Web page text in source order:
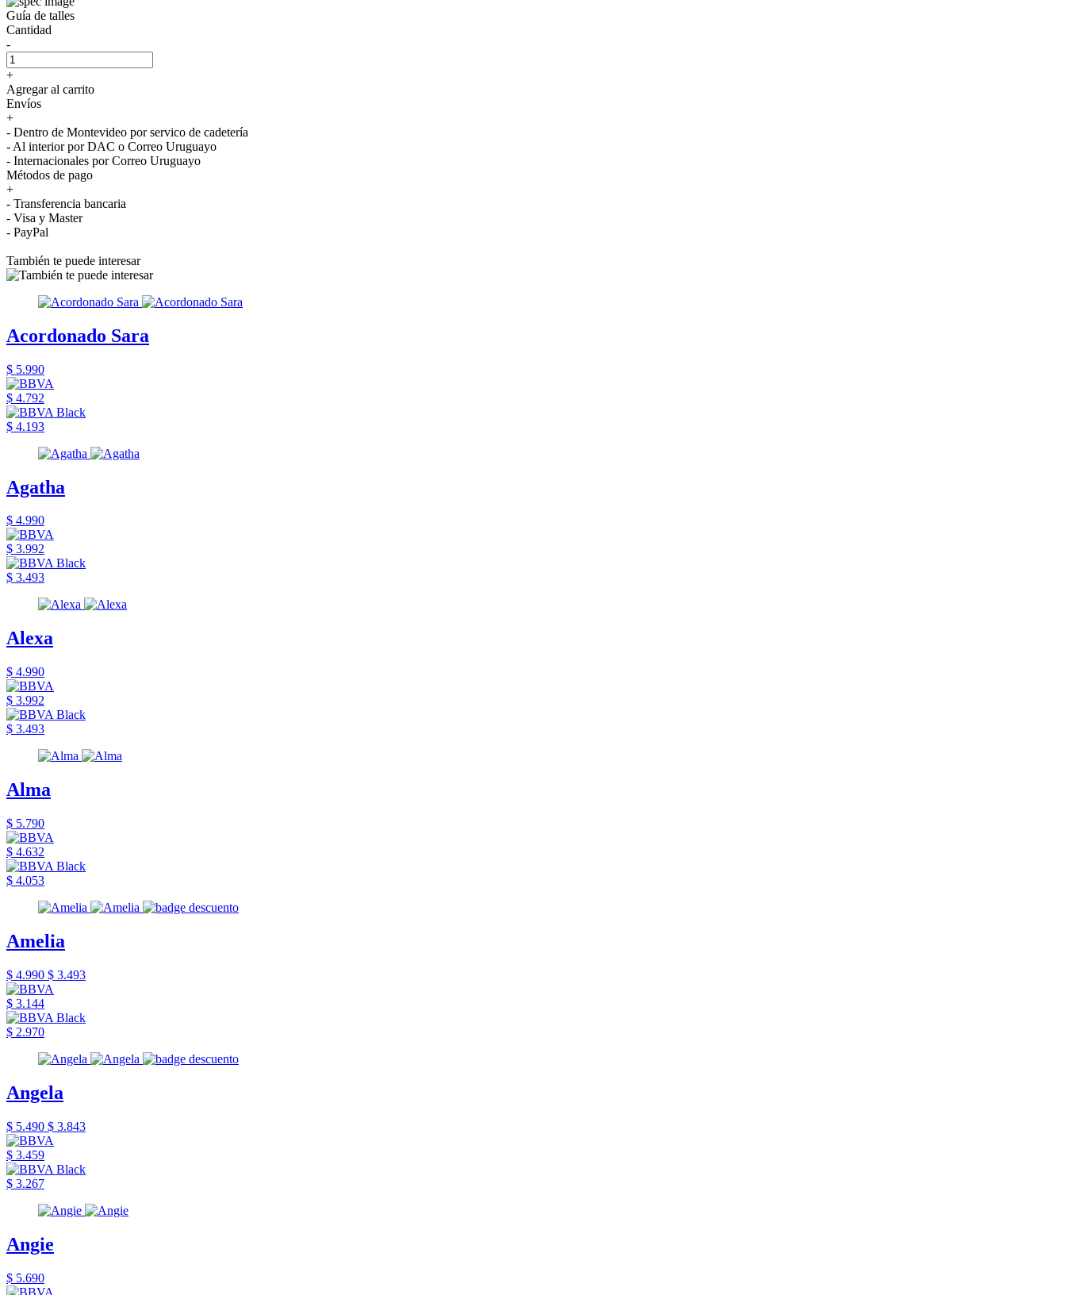
Guía de talles
Cantidad
-
+
Agregar al carrito
Envíos
+
- Dentro de Montevideo por servico de cadetería
- Al interior por DAC o Correo Uruguayo
- Internacionales por Correo Uruguayo
Métodos de pago
+
- Transferencia bancaria
- Visa y Master
- PayPal
También te puede interesar
Acordonado Sara
$ 5.990
$ 4.792
$ 4.193
Agatha
$ 4.990
$ 3.992
$ 3.493
Alexa
$ 4.990
$ 3.992
$ 3.493
Alma
$ 5.790
$ 4.632
$ 4.053
Amelia
$ 4.990 $ 3.493
$ 3.144
$ 2.970
Angela
$ 5.490 $ 3.843
$ 3.459
$ 3.267
Angie
$ 5.690